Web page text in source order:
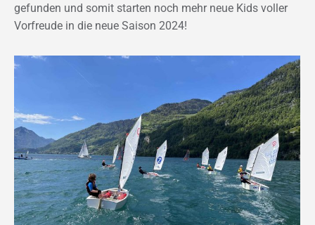
gefunden und somit starten noch mehr neue Kids voller
Vorfreude in die neue Saison 2024!